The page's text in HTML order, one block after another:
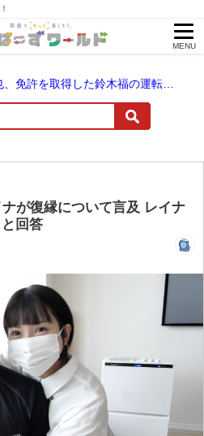
MENU
エモすぎる…亀梨和也、免許を取得した鈴木福の運転でドライブ！
が復縁について言及 レイナ
回答